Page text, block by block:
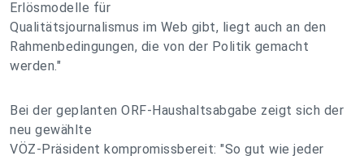
Erlösmodelle für
Qualitätsjournalismus im Web gibt, liegt auch an den
Rahmenbedingungen, die von der Politik gemacht
werden."
Bei der geplanten ORF-Haushaltsabgabe zeigt sich der
neu gewählte
VÖZ-Präsident kompromissbereit: "So gut wie jeder